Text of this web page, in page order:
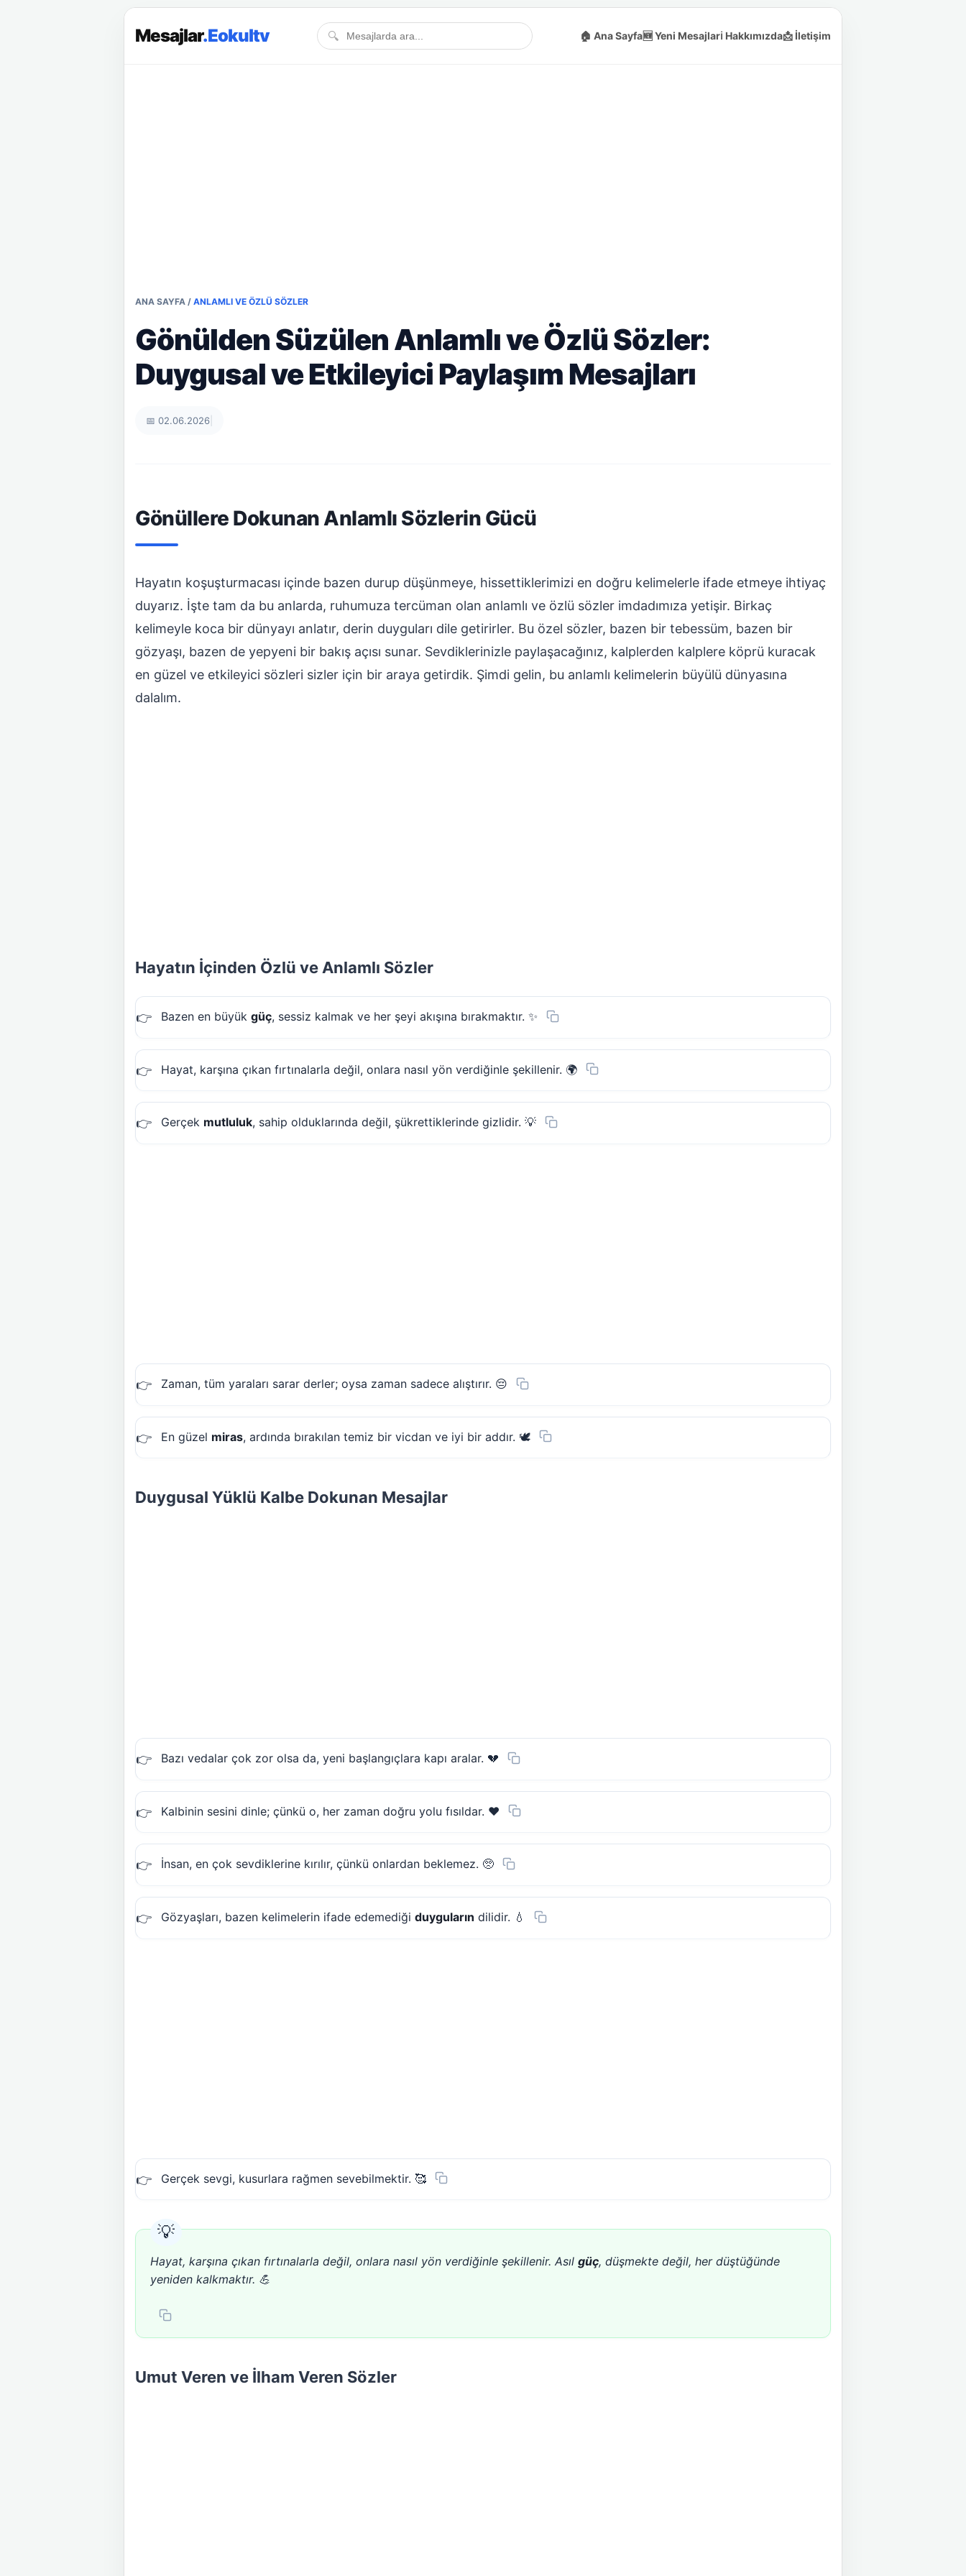
Mesajlar.Eokultv 🔍 🏠 Ana Sayfa🆕 Yeni Mesajlarℹ️ Hakkımızda📩 İletişim
ANA SAYFA / ANLAMLI VE ÖZLÜ SÖZLER
Gönülden Süzülen Anlamlı ve Özlü Sözler:
Duygusal ve Etkileyici Paylaşım Mesajları
📅 02.06.2026
Gönüllere Dokunan Anlamlı Sözlerin Gücü
Hayatın koşuşturmacası içinde bazen durup düşünmeye, hissettiklerimizi en doğru kelimelerle ifade etmeye ihtiyaç
duyarız. İşte tam da bu anlarda, ruhumuza tercüman olan anlamlı ve özlü sözler imdadımıza yetişir. Birkaç
kelimeyle koca bir dünyayı anlatır, derin duyguları dile getirirler. Bu özel sözler, bazen bir tebessüm, bazen bir
gözyaşı, bazen de yepyeni bir bakış açısı sunar. Sevdiklerinizle paylaşacağınız, kalplerden kalplere köprü kuracak
en güzel ve etkileyici sözleri sizler için bir araya getirdik. Şimdi gelin, bu anlamlı kelimelerin büyülü dünyasına
dalalım.
Hayatın İçinden Özlü ve Anlamlı Sözler
Bazen en büyük güç, sessiz kalmak ve her şeyi akışına bırakmaktır. ✨
Hayat, karşına çıkan fırtınalarla değil, onlara nasıl yön verdiğinle şekillenir. 🌍
Gerçek mutluluk, sahip olduklarında değil, şükrettiklerinde gizlidir. 💡
Zaman, tüm yaraları sarar derler; oysa zaman sadece alıştırır. 😔
En güzel miras, ardında bırakılan temiz bir vicdan ve iyi bir addır. 🕊️
Duygusal Yüklü Kalbe Dokunan Mesajlar
Bazı vedalar çok zor olsa da, yeni başlangıçlara kapı aralar. 💔
Kalbinin sesini dinle; çünkü o, her zaman doğru yolu fısıldar. ❤️
İnsan, en çok sevdiklerine kırılır, çünkü onlardan beklemez. 🥺
Gözyaşları, bazen kelimelerin ifade edemediği duyguların dilidir. 💧
Gerçek sevgi, kusurlara rağmen sevebilmektir. 🥰
Hayat, karşına çıkan fırtınalarla değil, onlara nasıl yön verdiğinle şekillenir. Asıl güç, düşmekte değil, her düştüğünde
yeniden kalkmaktır. 💪
Umut Veren ve İlham Veren Sözler